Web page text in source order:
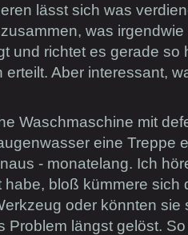
lässt sich was
was
und richtet es gerade so
erteilt. Aber interessant,
Waschmaschine mit
eine Treppe
- monatelang. Ich
habe, bloß kümmere sich
oder könnten
Problem längst gelöst.